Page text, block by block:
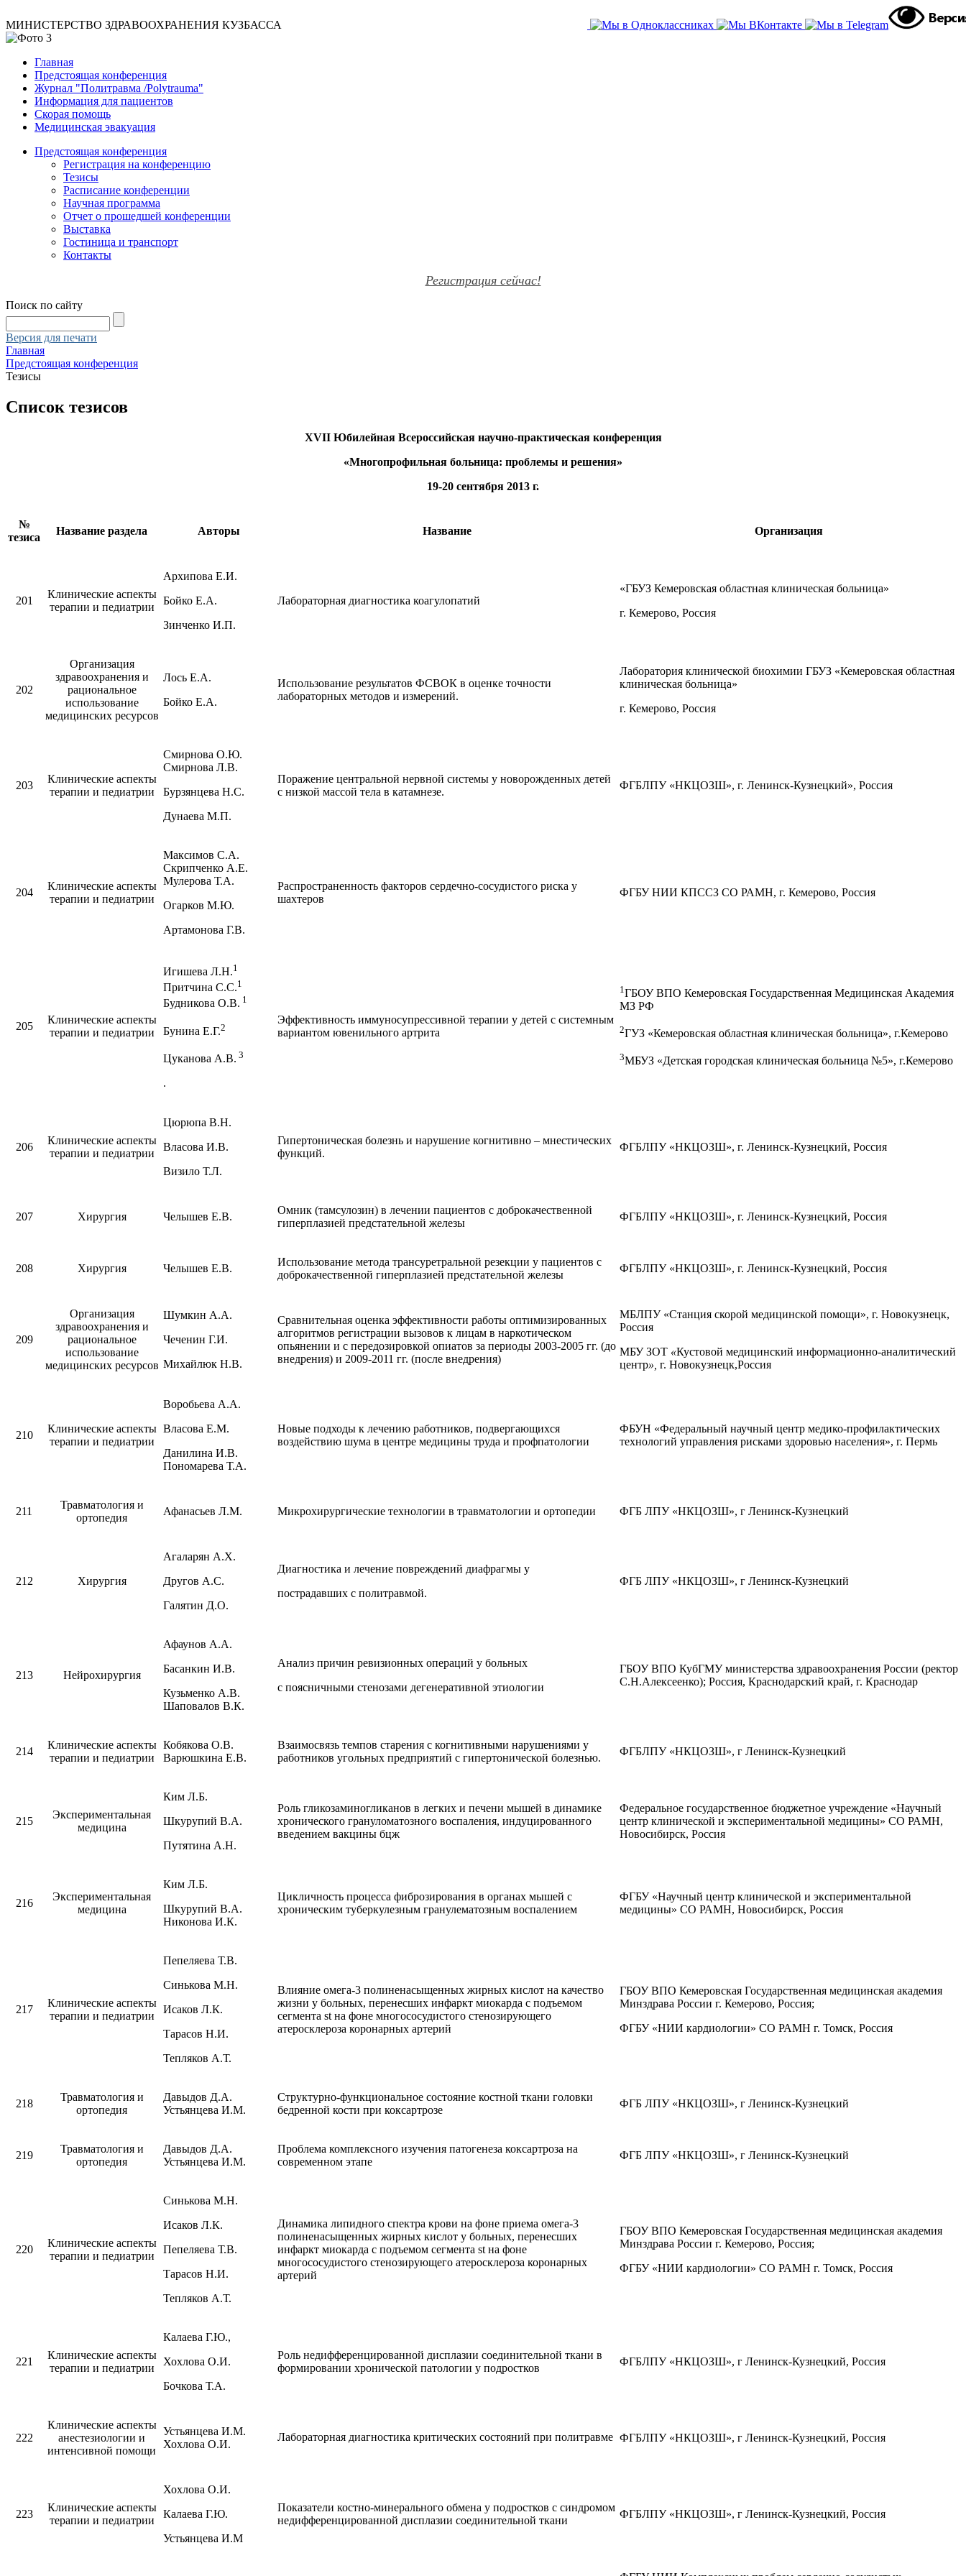
МИНИСТЕРСТВО ЗДРАВООХРАНЕНИЯ КУЗБАССА
Главная
Предстоящая конференция
Журнал "Политравма /Polytrauma"
Информация для пациентов
Скорая помощь
Медицинская эвакуация
Предстоящая конференция
Регистрация на конференцию
Тезисы
Расписание конференции
Научная программа
Отчет о прошедшей конференции
Выставка
Гостиница и транспорт
Контакты
Регистрация сейчас!
Поиск по сайту
Версия для печати
Главная
Предстоящая конференция
Тезисы
Список тезисов
XVII Юбилейная Всероссийская научно-практическая конференция
«Многопрофильная больница: проблемы и решения»
19-20 сентября 2013 г.
№
тезиса
Название раздела Авторы Название Организация
201
Клинические аспекты
терапии и педиатрии
Архипова Е.И.
Бойко Е.А.
Зинченко И.П.
Лабораторная диагностика коагулопатий
«ГБУЗ Кемеровская областная клиническая больница»
г. Кемерово, Россия
202
Организация
здравоохранения и
рациональное
использование
медицинских ресурсов
Лось Е.А.
Бойко Е.А.
Использование результатов ФСВОК в оценке точности
лабораторных методов и измерений.
Лаборатория клинической биохимии ГБУЗ «Кемеровская областная
клиническая больница»
г. Кемерово, Россия
203
Клинические аспекты
терапии и педиатрии
Смирнова О.Ю.
Смирнова Л.В.
Бурзянцева Н.С.
Дунаева М.П.
Поражение центральной нервной системы у новорожденных детей
с низкой массой тела в катамнезе.
ФГБЛПУ «НКЦОЗШ», г. Ленинск-Кузнецкий», Россия
204
Клинические аспекты
терапии и педиатрии
Максимов С.А.
Скрипченко А.Е.
Мулерова Т.А.
Огарков М.Ю.
Артамонова Г.В.
Распространенность факторов сердечно-сосудистого риска у
шахтеров
ФГБУ НИИ КПССЗ СО РАМН, г. Кемерово, Россия
205
Клинические аспекты
терапии и педиатрии
Игишева Л.Н.1
Притчина С.С.1
Будникова О.В. 1
Бунина Е.Г.2
Цуканова А.В. 3
.
Эффективность иммуносупрессивной терапии у детей с системным
вариантом ювенильного артрита
1 ГБОУ ВПО Кемеровская Государственная Медицинская Академия
МЗ РФ
2ГУЗ «Кемеровская областная клиническая больница», г.Кемерово
3МБУЗ «Детская городская клиническая больница №5», г.Кемерово
206
Клинические аспекты
терапии и педиатрии
Цюрюпа В.Н.
Власова И.В.
Визило Т.Л.
Гипертоническая болезнь и нарушение когнитивно – мнестических
функций.
ФГБЛПУ «НКЦОЗШ», г. Ленинск-Кузнецкий, Россия
207 Хирургия Челышев Е.В.
Омник (тамсулозин) в лечении пациентов с доброкачественной
гиперплазией предстательной железы
ФГБЛПУ «НКЦОЗШ», г. Ленинск-Кузнецкий, Россия
208 Хирургия Челышев Е.В.
Использование метода трансуретральной резекции у пациентов с
доброкачественной гиперплазией предстательной железы
ФГБЛПУ «НКЦОЗШ», г. Ленинск-Кузнецкий, Россия
209
Организация
здравоохранения и
рациональное
использование
медицинских ресурсов
Шумкин А.А.
Чеченин Г.И.
Михайлюк Н.В.
Сравнительная оценка эффективности работы оптимизированных
алгоритмов регистрации вызовов к лицам в наркотическом
опьянении и с передозировкой опиатов за периоды 2003-2005 гг. (до
внедрения) и 2009-2011 гг. (после внедрения)
МБЛПУ «Станция скорой медицинской помощи», г. Новокузнецк,
Россия
МБУ ЗОТ «Кустовой медицинский информационно-аналитический
центр», г. Новокузнецк,Россия
210
Клинические аспекты
терапии и педиатрии
Воробьева А.А.
Власова Е.М.
Данилина И.В.
Пономарева Т.А.
Новые подходы к лечению работников, подвергающихся
воздействию шума в центре медицины труда и профпатологии
ФБУН «Федеральный научный центр медико-профилактических
технологий управления рисками здоровью населения», г. Пермь
211
Травматология и
ортопедия
Афанасьев Л.М. Микрохирургические технологии в травматологии и ортопедии ФГБ ЛПУ «НКЦОЗШ», г Ленинск-Кузнецкий
212 Хирургия
Агаларян А.Х.
Другов А.С.
Галятин Д.О.
Диагностика и лечение повреждений диафрагмы у
пострадавших с политравмой.
ФГБ ЛПУ «НКЦОЗШ», г Ленинск-Кузнецкий
213 Нейрохирургия
Афаунов А.А.
Басанкин И.В.
Кузьменко А.В.
Шаповалов В.К.
Анализ причин ревизионных операций у больных
с поясничными стенозами дегенеративной этиологии
ГБОУ ВПО КубГМУ министерства здравоохранения России (ректор
С.Н.Алексеенко); Россия, Краснодарский край, г. Краснодар
214
Клинические аспекты
терапии и педиатрии
Кобякова О.В.
Варюшкина Е.В.
Взаимосвязь темпов старения с когнитивными нарушениями у
работников угольных предприятий с гипертонической болезнью.
ФГБЛПУ «НКЦОЗШ», г Ленинск-Кузнецкий
215
Экспериментальная
медицина
Ким Л.Б.
Шкурупий В.А.
Путятина А.Н.
Роль гликозаминогликанов в легких и печени мышей в динамике
хронического грануломатозного воспаления, индуцированного
введением вакцины бцж
Федеральное государственное бюджетное учреждение «Научный
центр клинической и экспериментальной медицины» СО РАМН,
Новосибирск, Россия
216
Экспериментальная
медицина
Ким Л.Б.
Шкурупий В.А.
Никонова И.К.
Цикличность процесса фиброзирования в органах мышей с
хроническим туберкулезным гранулематозным воспалением
ФГБУ «Научный центр клинической и экспериментальной
медицины» СО РАМН, Новосибирск, Россия
217
Клинические аспекты
терапии и педиатрии
Пепеляева Т.В.
Синькова М.Н.
Исаков Л.К.
Тарасов Н.И.
Тепляков А.Т.
Влияние омега-3 полиненасыщенных жирных кислот на качество
жизни у больных, перенесших инфаркт миокарда с подъемом
сегмента st на фоне многососудистого стенозирующего
атеросклероза коронарных артерий
ГБОУ ВПО Кемеровская Государственная медицинская академия
Минздрава России г. Кемерово, Россия;
ФГБУ «НИИ кардиологии» СО РАМН г. Томск, Россия
218
Травматология и
ортопедия
Давыдов Д.А.
Устьянцева И.М.
Структурно-функциональное состояние костной ткани головки
бедренной кости при коксартрозе
ФГБ ЛПУ «НКЦОЗШ», г Ленинск-Кузнецкий
219
Травматология и
ортопедия
Давыдов Д.А.
Устьянцева И.М.
Проблема комплексного изучения патогенеза коксартроза на
современном этапе
ФГБ ЛПУ «НКЦОЗШ», г Ленинск-Кузнецкий
220
Клинические аспекты
терапии и педиатрии
Синькова М.Н.
Исаков Л.К.
Пепеляева Т.В.
Тарасов Н.И.
Тепляков А.Т.
Динамика липидного спектра крови на фоне приема омега-3
полиненасыщенных жирных кислот у больных, перенесших
инфаркт миокарда с подъемом сегмента st на фоне
многососудистого стенозирующего атеросклероза коронарных
артерий
ГБОУ ВПО Кемеровская Государственная медицинская академия
Минздрава России г. Кемерово, Россия;
ФГБУ «НИИ кардиологии» СО РАМН г. Томск, Россия
221
Клинические аспекты
терапии и педиатрии
Калаева Г.Ю.,
Хохлова О.И.
Бочкова Т.А.
Роль недифференцированной дисплазии соединительной ткани в
формировании хронической патологии у подростков
ФГБЛПУ «НКЦОЗШ», г Ленинск-Кузнецкий, Россия
222
Клинические аспекты
анестезиологии и
интенсивной помощи
Устьянцева И.М.
Хохлова О.И.
Лабораторная диагностика критических состояний при политравме ФГБЛПУ «НКЦОЗШ», г Ленинск-Кузнецкий, Россия
223
Клинические аспекты
терапии и педиатрии
Хохлова О.И.
Калаева Г.Ю.
Устьянцева И.М
Показатели костно-минерального обмена у подростков с синдромом
недифференцированной дисплазии соединительной ткани
ФГБЛПУ «НКЦОЗШ», г Ленинск-Кузнецкий, Россия